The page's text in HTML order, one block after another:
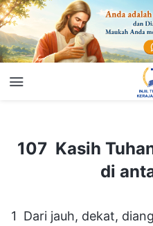
107 Kasih Tuhan Akan Selalu
107 Kasih
di
1 Dari jauh, dekat,